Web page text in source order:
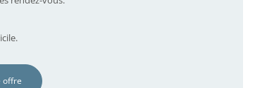
offre